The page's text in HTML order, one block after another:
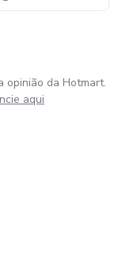
opinião da Hotmart.
aqui